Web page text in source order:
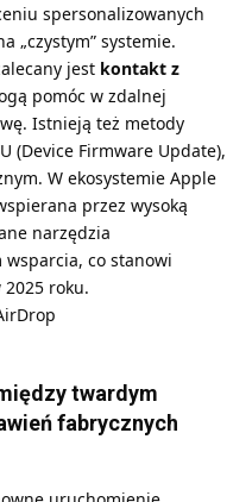
spersonalizowanych
„czystym” systemie.
jest kontakt z
pomóc w zdalnej
Istnieją też metody
(Device Firmware Update),
W ekosystemie Apple
przez wysoką
narzędzia
co stanowi
roku.
twardym
fabrycznych